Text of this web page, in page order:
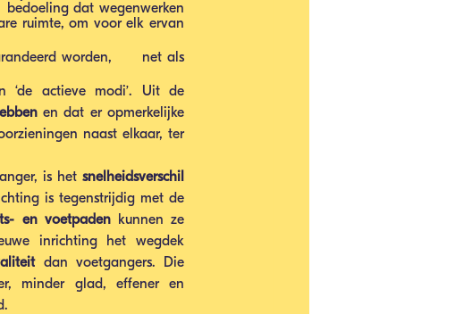
bedoeling dat wegenwerken
ruimte, om voor elk ervan
worden,      net als
‘de actieve modi’. Uit de
en dat er opmerkelijke
naast elkaar, ter
is het
is tegenstrijdig met de
en voetpaden kunnen ze
inrichting het wegdek
dan voetgangers. Die
minder glad, effener en